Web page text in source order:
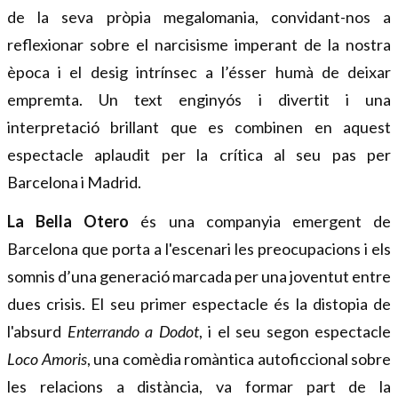
de la seva pròpia megalomania, convidant-nos a
reflexionar sobre el narcisisme imperant de la nostra
època i el desig intrínsec a l’ésser humà de deixar
empremta. Un text enginyós i divertit i una
interpretació brillant que es combinen en aquest
espectacle aplaudit per la crítica al seu pas per
Barcelona i Madrid.
La
Bella Otero és una companyia emergent de
Barcelona que porta a l'escenari les preocupacions i els
somnis d’una generació marcada per una joventut entre
dues crisis. El seu primer espectacle és la distopia de
l'absurd Enterrando a Dodot
Loco Amoris, una comèdia romàntica autoficcional sobre
les relacions a distància, va formar part de la